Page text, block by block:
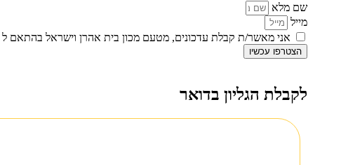
שם מלא
מייל
אני מאשר/ת קבלת עדכונים, מטעם מכון בית אהרן וישראל בהתאם ל
הצטרפו עכשיו
לקבלת הגליון בדואר